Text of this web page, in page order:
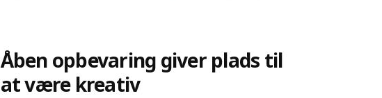
Åben opbevaring giver plads til
at være kreativ